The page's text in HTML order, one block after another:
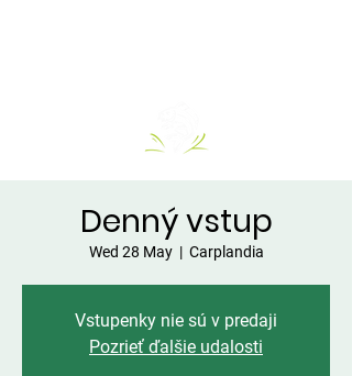
Denný vstup
Wed 28 May
  |
Carplandia
Vstupenky nie sú v predaji
Pozrieť ďalšie udalosti